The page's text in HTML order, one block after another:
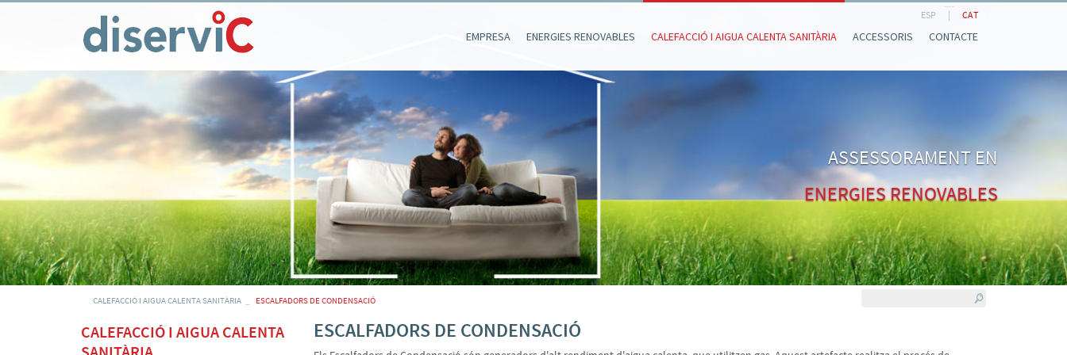
ASSESSORAMENT EN
ENERGIES RENOVABLES
ESP | CAT
EMPRESA ENERGIES RENOVABLES CALEFACCIÓ I AIGUA CALENTA SANITÀRIA ACCESSORIS CONTACTE
CALEFACCIÓ I AIGUA CALENTA SANITÀRIA ESCALFADORS DE CONDENSACIÓ
CALEFACCIÓ I AIGUA CALENTA
ESCALFADORS DE CONDENSACIÓ